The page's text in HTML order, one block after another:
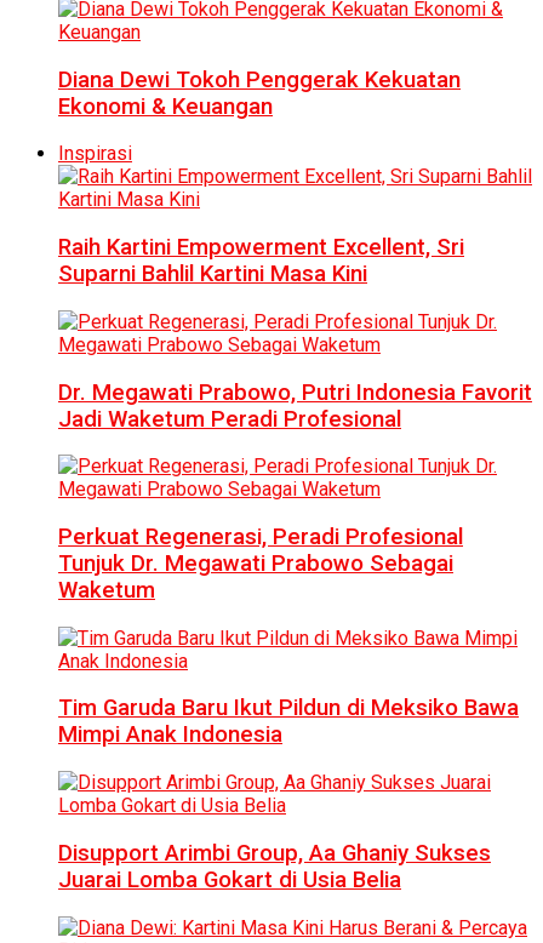
Diana Dewi Tokoh Penggerak Kekuatan
Ekonomi & Keuangan
Inspirasi
Raih Kartini Empowerment Excellent, Sri
Suparni Bahlil Kartini Masa Kini
Dr. Megawati Prabowo, Putri Indonesia Favorit
Jadi Waketum Peradi Profesional
Perkuat Regenerasi, Peradi Profesional
Tunjuk Dr. Megawati Prabowo Sebagai
Waketum
Tim Garuda Baru Ikut Pildun di Meksiko Bawa
Mimpi Anak Indonesia
Disupport Arimbi Group, Aa Ghaniy Sukses
Juarai Lomba Gokart di Usia Belia